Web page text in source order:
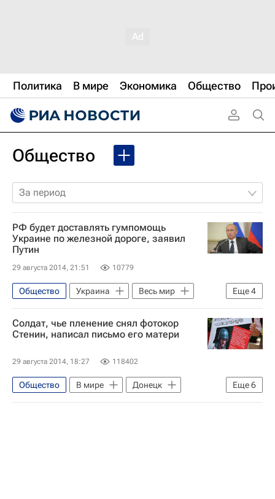
Политика В мире Экономика Общество
Общество
За период
РФ будет доставлять гумпомощь
Украине по железной дороге, заявил
Путин
29 августа 2014, 21:51 10779
Еще4
Общество Украина
Весь мир
Европа
Владимир Путин
Доставка гуманитарной помощи на Украину
Солдат, чье пленение снял фотокор
Стенин, написал письмо его матери
29 августа 2014, 18:27 118402
Еще6
Общество В мире
Донецк
Европа
Украина